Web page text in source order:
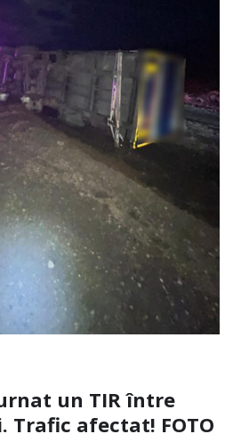
un TIR între
Trafic afectat! FOTO